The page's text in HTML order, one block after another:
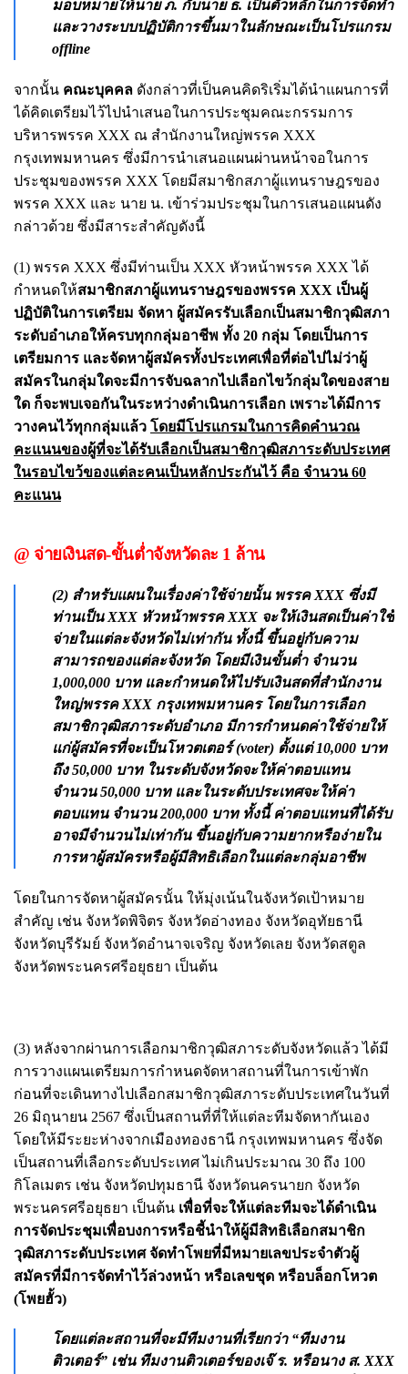
มอบหมายให้นาย ภ. กับนาย ธ. เป็นตัวหลักในการจัดทำ
และวางระบบปฏิบัติการขึ้นมาในลักษณะเป็นโปรแกรม
offline
จากนั้น คณะบุคคล ดังกล่าวที่เป็นคนคิดริเริ่มได้นำแผนการที่
ได้คิดเตรียมไว้ไปนำเสนอในการประชุมคณะกรรมการ
บริหารพรรค XXX ณ สำนักงานใหญ่พรรค XXX
กรุงเทพมหานคร ซึ่งมีการนำเสนอแผนผ่านหน้าจอในการ
ประชุมของพรรค XXX โดยมีสมาชิกสภาผู้แทนราษฎรของ
พรรค XXX และ นาย น. เข้าร่วมประชุมในการเสนอแผนดัง
กล่าวด้วย ซึ่งมีสาระสำคัญดังนี้
(1) พรรค XXX ซึ่งมีท่านเป็น XXX หัวหน้าพรรค XXX ได้
กำหนดให้สมาชิกสภาผู้แทนราษฎรของพรรค XXX เป็นผู้
ปฏิบัติในการเตรียม จัดหา ผู้สมัครรับเลือกเป็นสมาชิกวุฒิสภา
ระดับอำเภอให้ครบทุกกลุ่มอาชีพ ทั้ง 20 กลุ่ม โดยเป็นการ
เตรียมการ และจัดหาผู้สมัครทั้งประเทศเพื่อที่ต่อไปไม่ว่าผู้
สมัครในกลุ่มใดจะมีการจับฉลากไปเลือกไขว้กลุ่มใดของสาย
ใด ก็จะพบเจอกันในระหว่างดำเนินการเลือก เพราะได้มีการ
วางคนไว้ทุกกลุ่มแล้ว โดยมีโปรแกรมในการคิดคำนวณ
คะแนนของผู้ที่จะได้รับเลือกเป็นสมาชิกวุฒิสภาระดับประเทศ
ในรอบไขว้ของแต่ละคนเป็นหลักประกันไว้ คือ จำนวน 60
คะแนน
@ จ่ายเงินสด-ขั้นต่ำจังหวัดละ 1 ล้าน
(2) สำหรับแผนในเรื่องค่าใช้จ่ายนั้น พรรค XXX ซึ่งมี
ท่านเป็น XXX หัวหน้าพรรค XXX จะให้เงินสดเป็นค่าใช้
จ่ายในแต่ละจังหวัดไม่เท่ากัน ทั้งนี้ ขึ้นอยู่กับความ
สามารถของแต่ละจังหวัด โดยมีเงินขั้นต่ำ จำนวน
1,000,000 บาท และกำหนดให้ไปรับเงินสดที่สำนักงาน
ใหญ่พรรค XXX กรุงเทพมหานคร โดยในการเลือก
สมาชิกวุฒิสภาระดับอำเภอ มีการกำหนดค่าใช้จ่ายให้
แก่ผู้สมัครที่จะเป็นโหวตเตอร์ (voter) ตั้งแต่ 10,000 บาท
ถึง 50,000 บาท ในระดับจังหวัดจะให้ค่าตอบแทน
จำนวน 50,000 บาท และในระดับประเทศจะให้ค่า
ตอบแทน จำนวน 200,000 บาท ทั้งนี้ ค่าตอบแทนที่ได้รับ
อาจมีจำนวนไม่เท่ากัน ขึ้นอยู่กับความยากหรือง่ายใน
การหาผู้สมัครหรือผู้มีสิทธิเลือกในแต่ละกลุ่มอาชีพ
โดยในการจัดหาผู้สมัครนั้น ให้มุ่งเน้นในจังหวัดเป้าหมาย
สำคัญ เช่น จังหวัดพิจิตร จังหวัดอ่างทอง จังหวัดอุทัยธานี
จังหวัดบุรีรัมย์ จังหวัดอำนาจเจริญ จังหวัดเลย จังหวัดสตูล
จังหวัดพระนครศรีอยุธยา เป็นต้น
(3) หลังจากผ่านการเลือกมาชิกวุฒิสภาระดับจังหวัดแล้ว ได้มี
การวางแผนเตรียมการกำหนดจัดหาสถานที่ในการเข้าพัก
ก่อนที่จะเดินทางไปเลือกสมาชิกวุฒิสภาระดับประเทศในวันที่
26 มิถุนายน 2567 ซึ่งเป็นสถานที่ที่ให้แต่ละทีมจัดหากันเอง
โดยให้มีระยะห่างจากเมืองทองธานี กรุงเทพมหานคร ซึ่งจัด
เป็นสถานที่เลือกระดับประเทศ ไม่เกินประมาณ 30 ถึง 100
กิโลเมตร เช่น จังหวัดปทุมธานี จังหวัดนครนายก จังหวัด
พระนครศรีอยุธยา เป็นต้น เพื่อที่จะให้แต่ละทีมจะได้ดำเนิน
การจัดประชุมเพื่อบงการหรือชี้นำให้ผู้มีสิทธิเลือกสมาชิก
วุฒิสภาระดับประเทศ จัดทำโพยที่มีหมายเลขประจำตัวผู้
สมัครที่มีการจัดทำไว้ล่วงหน้า หรือเลขชุด หรือบล็อกโหวต
(โพยฮั้ว)
โดยแต่ละสถานที่จะมีทีมงานที่เรียกว่า “ทีมงาน
ติวเตอร์” เช่น ทีมงานติวเตอร์ของเจ๊ ร. หรือนาง ส. XXX